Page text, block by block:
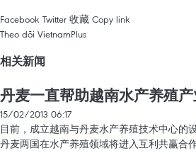
Facebook Twitter 收藏 Copy link
Theo dõi VietnamPlus
相关新闻
丹麦一直帮助越南水产养殖
15/02/2013 06:17
目前，成立越南与丹麦水产养殖技术中心的
丹麦两国在水产养殖领域将进入互利共赢合作